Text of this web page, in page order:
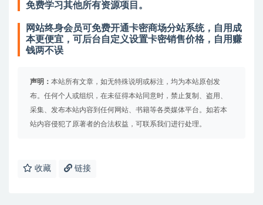
免费学习其他所有资源项目。
网站终身会员可免费开通卡密商场分站系统，自用成
本更便宜，可后台自定义设置卡密销售价格，自用赚
钱两不误
声明： 本站所有文章，如无特殊说明或标注，均为本站原创发
布。任何个人或组织，在未征得本站同意时，禁止复制、盗用、
采集、发布本站内容到任何网站、书籍等各类媒体平台。如若本
站内容侵犯了原著者的合法权益，可联系我们进行处理。
收藏 链接